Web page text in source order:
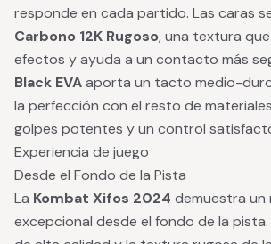
responde en cada partido. Las caras
Carbono 12K Rugoso, una textura
efectos y ayuda a un contacto más
Black EVAaporta un tacto medio-
la perfección con el resto de
golpes potentes y un control
Experiencia de juego
Desde el Fondo de la Pista
La Kombat Xifos 2024 demuestra un
excepcional desde el fondo de la